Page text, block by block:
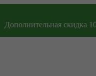
Дополнительная скидка